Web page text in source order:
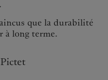
que la durabilité
à long terme.